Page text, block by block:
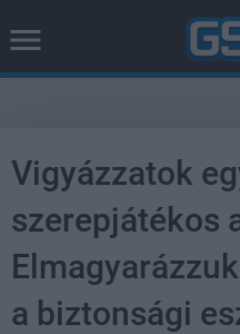
Vigyázzatok
szerepjátékos
a biztonsági